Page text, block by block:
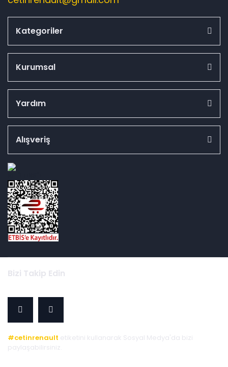
Kategoriler
Kurumsal
Yardım
Alışveriş
Bizi Takip Edin
#cetinrenault etiketini kullanarak Sosyal Medya'da bizi
paylaşabilirsiniz.